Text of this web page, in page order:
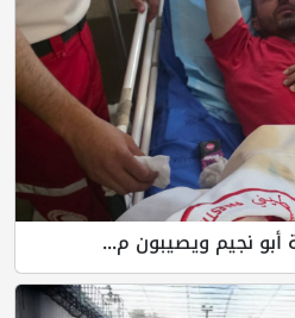
نجيم ويصيبون م...